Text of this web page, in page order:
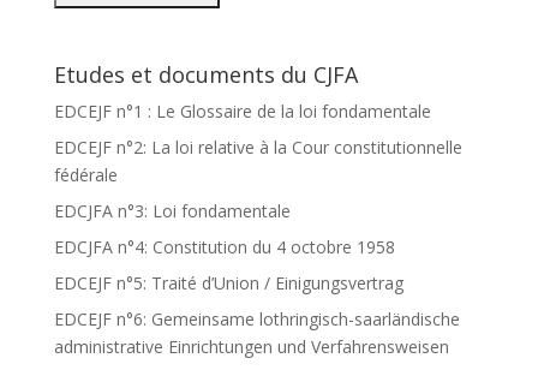
Etudes et documents du CJFA
EDCEJF n°1 : Le Glossaire de la loi fondamentale
EDCEJF n°2: La loi relative à la Cour constitutionnelle
fédérale
EDCJFA n°3: Loi fondamentale
EDCJFA n°4: Constitution du 4 octobre 1958
EDCEJF n°5: Traité d’Union / Einigungsvertrag
EDCEJF n°6: Gemeinsame lothringisch-saarländische
administrative Einrichtungen und Verfahrensweisen